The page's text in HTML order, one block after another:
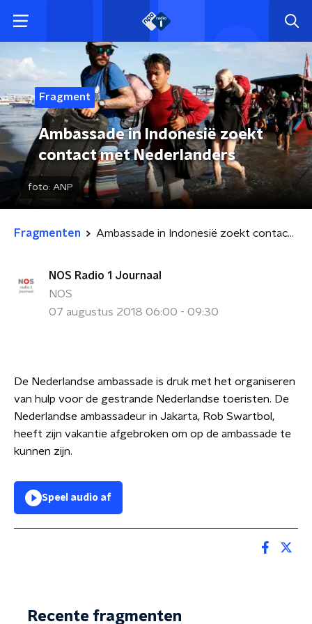
Fragment
Ambassade in Indonesië zoekt
contact met Nederlanders
foto: ANP
Fragmenten Ambassade in Indonesië zoekt contact met Nederlanders
NOS Radio 1 Journaal
NOS
07 augustus 2018 06:00 - 09:30
De Nederlandse ambassade is druk met het organiseren
van hulp voor de gestrande Nederlandse toeristen. De
Nederlandse ambassadeur in Jakarta, Rob Swartbol,
heeft zijn vakantie afgebroken om op de ambassade te
kunnen zijn.
Speel audio af
Recente fragmenten